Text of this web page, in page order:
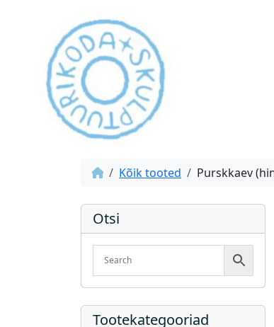
Kõik tooted Purskkaev
Otsi
Tootekategooriad